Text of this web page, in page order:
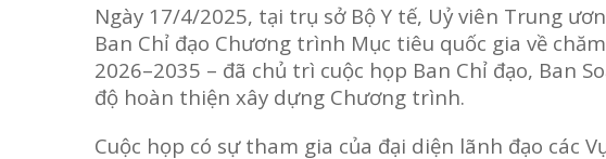
Ngày 17/4/2025, tại trụ sở Bộ Y tế, Uỷ viên Trung
Ban Chỉ đạo Chương trình Mục tiêu quốc gia về
2026–2035 – đã chủ trì cuộc họp Ban Chỉ đạo, Ban
độ hoàn thiện xây dựng Chương trình.
Cuộc họp có sự tham gia của đại diện lãnh đạo các